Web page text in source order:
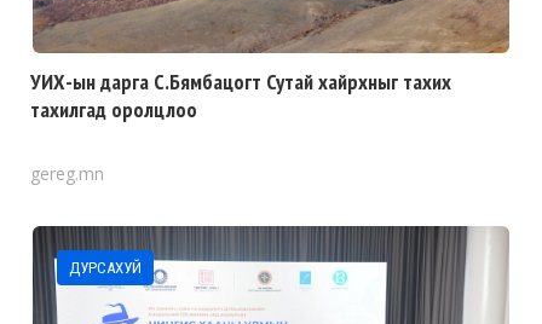
УИХ-ын дарга С.Бямбацогт Сутай хайрхныг тахих
тахилгад оролцлоо
gereg.mn
ДУРСАХУЙ